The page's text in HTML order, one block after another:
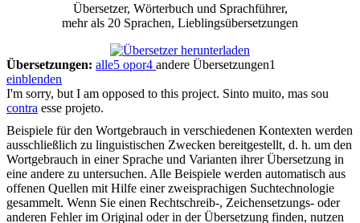
Übersetzer, Wörterbuch und Sprachführer,
mehr als 20 Sprachen, Lieblingsübersetzungen
Übersetzungen: alle5 opor4 andere Übersetzungen1
einblenden
I'm sorry, but I am opposed to this project. Sinto muito, mas sou
contra esse projeto.
Beispiele für den Wortgebrauch in verschiedenen Kontexten werden
ausschließlich zu linguistischen Zwecken bereitgestellt, d. h. um den
Wortgebrauch in einer Sprache und Varianten ihrer Übersetzung in
eine andere zu untersuchen. Alle Beispiele werden automatisch aus
offenen Quellen mit Hilfe einer zweisprachigen Suchtechnologie
gesammelt. Wenn Sie einen Rechtschreib-, Zeichensetzungs- oder
anderen Fehler im Original oder in der Übersetzung finden, nutzen